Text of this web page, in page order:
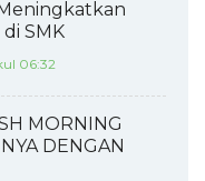
SMK
06:32
MORNING
DENGAN